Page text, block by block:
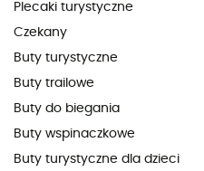
Plecaki turystyczne
Czekany
Buty turystyczne
Buty trailowe
Buty do biegania
Buty wspinaczkowe
Buty turystyczne dla dzieci